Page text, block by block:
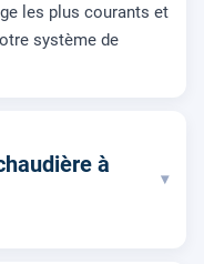
les plus courants et
système de
à
▾